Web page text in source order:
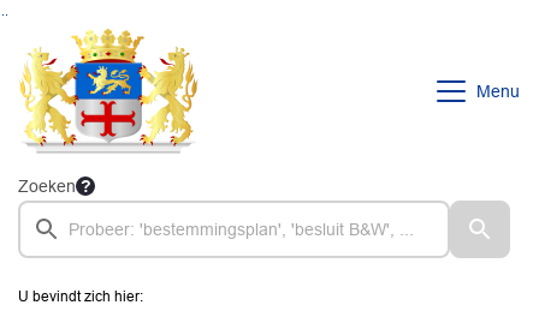
Ga naar de inhoud van deze pagina
Ga naar het zoeken
Ga naar het menu
Menu
Zoeken
U bevindt zich hier: